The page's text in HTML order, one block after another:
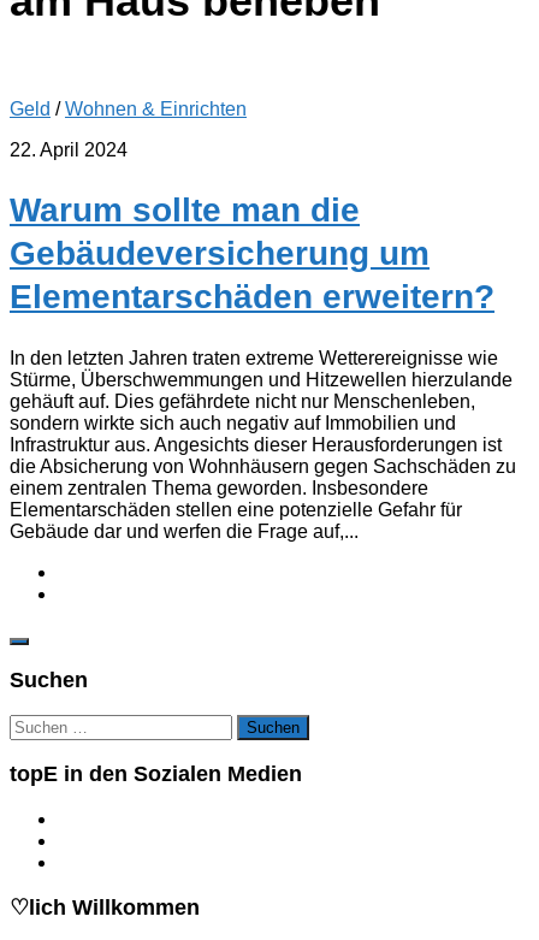
Geld /Wohnen & Einrichten
22. April 2024
Warum sollte man die
Gebäudeversicherung um
Elementarschäden erweitern?
In den letzten Jahren traten extreme Wetterereignisse wie
Stürme, Überschwemmungen und Hitzewellen hierzulande
gehäuft auf. Dies gefährdete nicht nur Menschenleben,
sondern wirkte sich auch negativ auf Immobilien und
Infrastruktur aus. Angesichts dieser Herausforderungen ist
die Absicherung von Wohnhäusern gegen Sachschäden zu
einem zentralen Thema geworden. Insbesondere
Elementarschäden stellen eine potenzielle Gefahr für
Gebäude dar und werfen die Frage auf,...
Suchen
Suchen
nach:
topE in den Sozialen Medien
♡lich Willkommen